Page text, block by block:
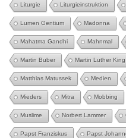
Liturgie Liturgieinstruktion
Lumen Gentium Madonna
Mahatma Gandhi Mahnmal
Martin Buber Martin Luther King
Matthias Matussek Medien
Mieders Mitra Mobbing
Muslime Norbert Lammer
Papst Franziskus Papst